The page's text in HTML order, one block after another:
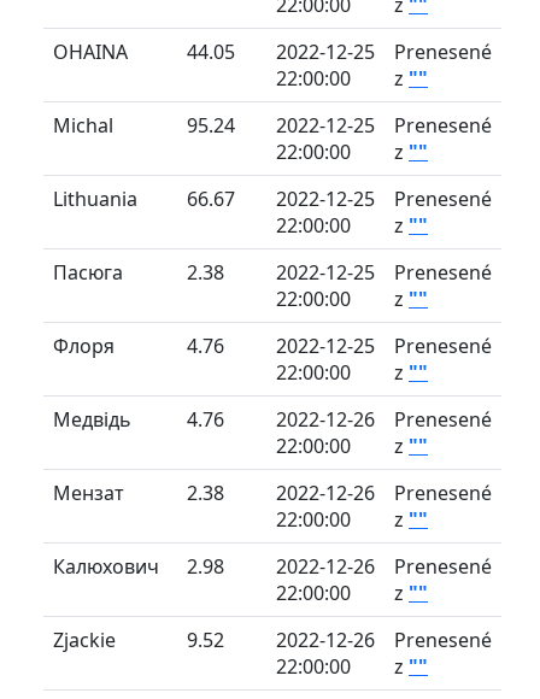
OHAINA
44.05
2022-12-25
22:00:00
Prenesené
z ""
Michal
95.24
2022-12-25
22:00:00
Prenesené
z ""
Lithuania
66.67
2022-12-25
22:00:00
Prenesené
z ""
Пасюга
2.38
2022-12-25
22:00:00
Prenesené
z ""
Флоря
4.76
2022-12-25
22:00:00
Prenesené
z ""
Медвідь
4.76
2022-12-26
22:00:00
Prenesené
z ""
Мензат
2.38
2022-12-26
22:00:00
Prenesené
z ""
Калюхович
2.98
2022-12-26
22:00:00
Prenesené
z ""
Zjackie
9.52
2022-12-26
22:00:00
Prenesené
z ""